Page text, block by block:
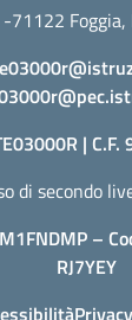
-71122 Foggia,
|
di secondo
–
RJ7YEY